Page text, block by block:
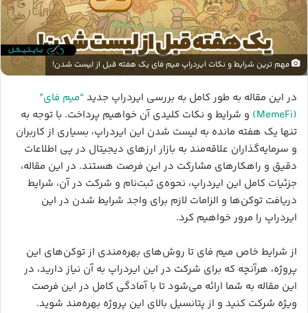
مهم ترین شرایط و نکات ایردراپ میم فای یک هفته قبل از لیست شدن!
در این مقاله به طور کامل به بررسی ایردراپ جدید “میم فای”
(MemeFi)
و شرایط و نکات کلیدی آن خواهیم پرداخت. با توجه به
تنها یک هفته مانده به لیست شدن این ایردراپ، بسیاری از کاربران
و سرمایه‌گذاران علاقه‌مند به بازار ارزهای دیجیتال در پی اطلاعات
دقیق و راهکارهای مشارکت در این فرصت هستند. در این مقاله،
جزئیات کامل این ایردراپ، نحوه‌ی ثبت‌نام و شرکت در آن، شرایط
دریافت توکن‌ها و الزامات لازم برای واجد شرایط شدن در این
ایردراپ را مرور خواهیم کرد.
از شرایط خاص میم فای تا روش‌های بهره‌مندی از توکن‌های این
پروژه، هرآنچه که برای شرکت در این ایردراپ به آن نیاز دارید، در
این مقاله به شما ارائه می‌شود تا با آمادگی کامل در این فرصت
ویژه شرکت کنید و از پتانسیل بالای این پروژه بهره‌مند شوید.